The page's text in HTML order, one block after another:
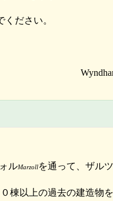
ださい。
ルMarzollを通って、ザル
棟以上の過去の建造物を